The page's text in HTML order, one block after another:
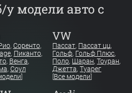
модели авто с
, Соренто,
, Пиканто,
, Венга,
, Соул
]
VW
Пассат, Пассат цц,
Гольф, Гольф Плюс,
Поло, Шаран,Тоуран,
Джетта,Туарег
[Все модели]